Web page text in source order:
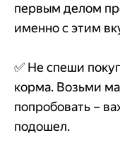
первым делом
именно с этим
✅ Не спеши
корма. Возьми
попробовать –
подошел.